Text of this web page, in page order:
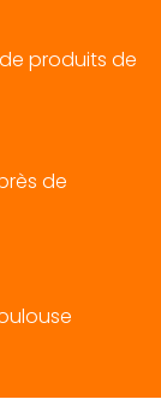
produits de
de